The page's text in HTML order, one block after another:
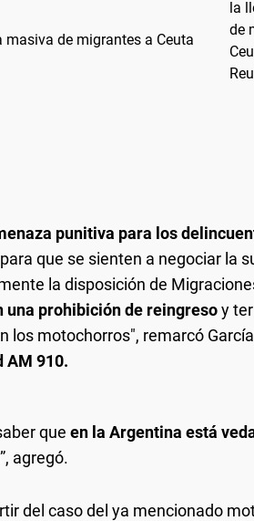
de migrantes a Ceuta
punitiva para los
que se sienten a negociar la
la disposición de
una prohibición de reingresoy
los motochorros", remarcó
AM 910.
que en la Argentina está
agregó.
del caso del ya mencionado